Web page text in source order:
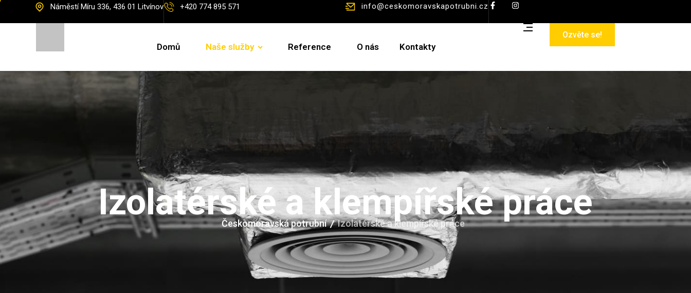
Náměstí Míru 336, 436 01 Litvínov +420 774 895 571 info@ceskomoravskapotrubni.cz
Domů Naše služby Reference O nás Kontakty
Ozvěte se!
Izolatérské a klempířské práce
Českomoravská potrubní Izolatérské a klempířské práce